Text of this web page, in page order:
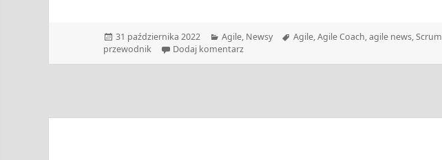
Data
publikacji
31 października 2022 Kategorie
Agile, Newsy Tagi
Agile,Agile Coach,agile news,Scrum
przewodnik
Dodaj komentarzdo Zwinny Przewodnik – 31.10.2022